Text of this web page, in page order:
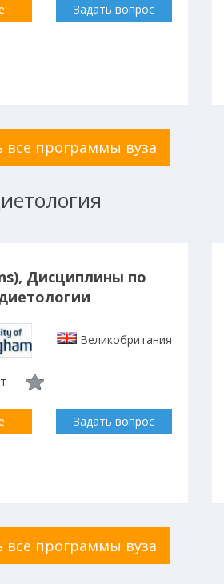
Задать вопрос
все программы вуза
Дисциплины по
Великобритания
Задать вопрос
все программы вуза